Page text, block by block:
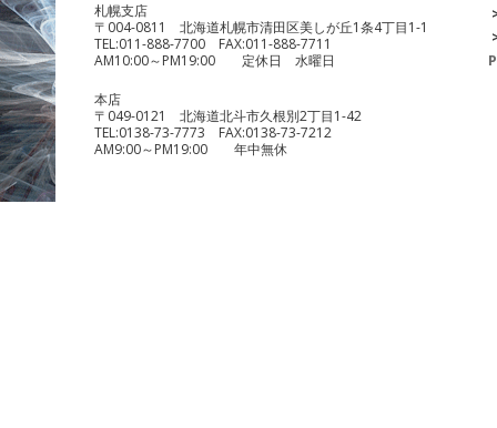
札幌支店
〒004-0811 北海道札幌市清田区美しが丘1条4丁目1-1
TEL:011-888-7700 FAX:011-888-7711
AM10:00～PM19:00 定休日 水曜日
本店
〒049-0121 北海道北斗市久根別2丁目1-42
TEL:0138-73-7773 FAX:0138-73-7212
AM9:00～PM19:00 年中無休